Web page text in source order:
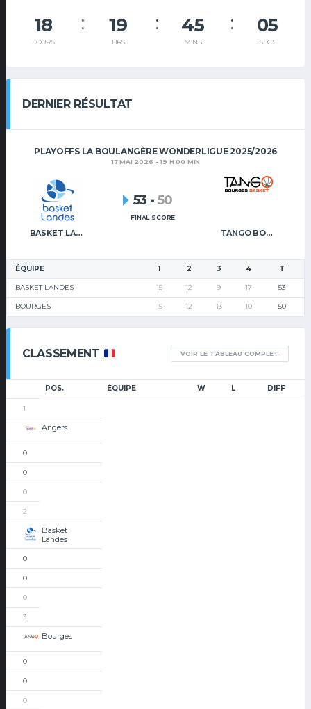
18
JOURS
19
HRS
45
MINS
05
SECS
DERNIER RÉSULTAT
PLAYOFFS LA BOULANGÈRE WONDERLIGUE 2025/2026
17 MAI 2026 - 19 H 00 MIN
BASKET LANDES TANGO BOURGES BASKET
53 - 50
FINAL SCORE
ÉQUIPE 1 2 3 4 T
BASKET LANDES 15 12 9 17 53
BOURGES 15 12 13 10 50
CLASSEMENT VOIR LE TABLEAU COMPLET
POS. ÉQUIPE W L DIFF
1
Angers
0
0
0
2
Basket
Landes
0
0
0
3
Bourges
0
0
0